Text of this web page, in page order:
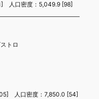
人口密度：5,049.9 [98]
トロ
人口密度：7,850.0 [54]